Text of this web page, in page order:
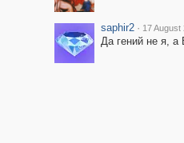
saphir2 · 17 August
Да гений не я,